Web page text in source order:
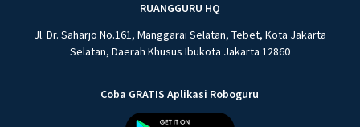
RUANGGURU HQ
Jl. Dr. Saharjo No.161, Manggarai Selatan, Tebet, Kota Jakarta
Selatan, Daerah Khusus Ibukota Jakarta 12860
Coba GRATIS Aplikasi Roboguru